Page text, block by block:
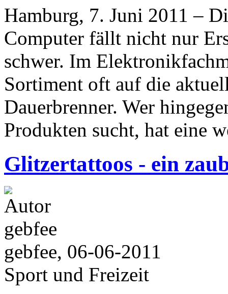
Hamburg, 7. Juni 2011 –
Computer fällt nicht nur
schwer. Im
Sortiment oft auf die
Dauerbrenner. Wer
Produkten sucht, hat eine
Glitzertattoos - ein
gebfee, 06-06-2011
Sport und Freizeit